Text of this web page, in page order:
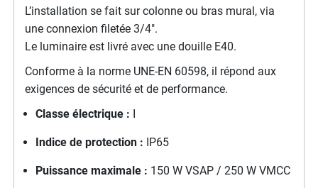
L’installation se fait sur colonne ou bras mural, via
une connexion filetée 3/4".
Le luminaire est livré avec une douille E40.
Conforme à la norme UNE-EN 60598, il répond aux
exigences de sécurité et de performance.
Classe électrique : I
Indice de protection : IP65
Puissance maximale : 150 W VSAP / 250 W VMCC